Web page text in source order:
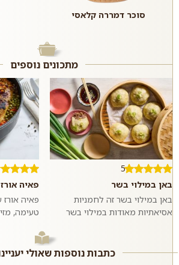
סוכר דמררה קלאסי
מתכונים נוספים
5
באן במילוי בשר
באן במילוי בשר זה לחמניות
אסיאתיות מאודות במילוי בשר
אם רוצים,...
פאיה
פאיה אורז
טעימה,
סיר אחד
רגיל...כתבות נוספות שאולי